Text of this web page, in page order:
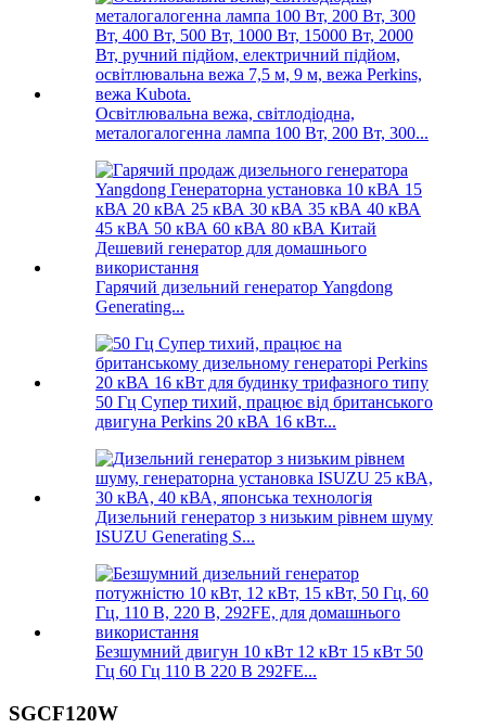
Освітлювальна вежа, світлодіодна,
металогалогенна лампа 100 Вт, 200 Вт, 300...
Гарячий дизельний генератор Yangdong
Generating...
50 Гц Супер тихий, працює від британського
двигуна Perkins 20 кВА 16 кВт...
Дизельний генератор з низьким рівнем шуму
ISUZU Generating S...
Безшумний двигун 10 кВт 12 кВт 15 кВт 50
Гц 60 Гц 110 В 220 В 292FE...
SGCF120W